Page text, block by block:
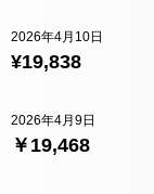
¥19,838
2026年4月10日
￥19,468
2026年4月9日